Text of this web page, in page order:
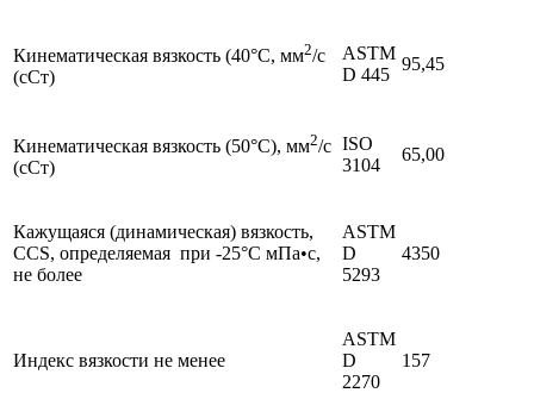
Кинематическая вязкость (40°С, мм2/с
(сСт)
ASTM
D 445
95,45
Кинематическая вязкость (50°С), мм2/с
(сСт)
ISO
3104
65,00
Кажущаяся (динамическая) вязкость,
CCS, определяемая при -25°C мПа•с,
не более
ASTM
D
5293
4350
Индекс вязкости не менее
ASTM
D
2270
157